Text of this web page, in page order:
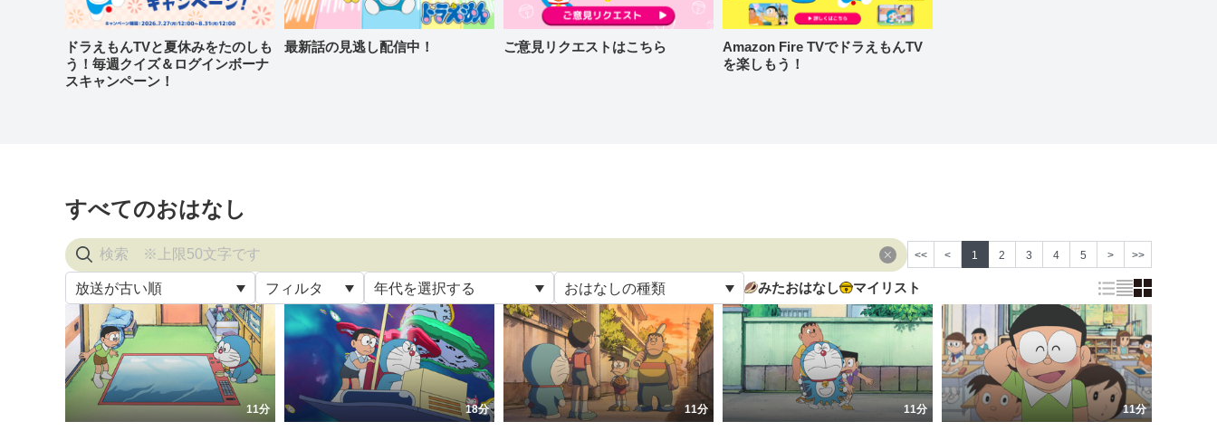
ドラえもんTVと夏休みをたのしも
う！毎週クイズ＆ログインボーナ
スキャンペーン！
最新話の見逃し配信中！ ご意見リクエストはこちら
Amazon Fire TVでドラえもんTV
を楽しもう！
すべてのおはなし
<< < 1 2 3 4 5 > >>
放送が古い順
放送が古い順
放送が新しい順
配信が古い順
配信が新しい順
フィルタ
すべて
視聴済み
年代を選択する
すべて
2005年
2006年
2007年
おはなしの種類
すべて
通常回
誕生日スペシャル
みたおはなし マイリスト
11分 18分 11分 11分 11分